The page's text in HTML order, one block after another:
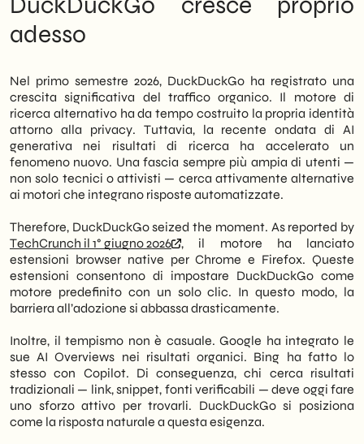
Operational implications: what to do in
the coming weeks
Prospettive: dove andrà il mercato della
accessibile la ricerca senza intelligenza
artificiale generativa. Il traffico del motore è
in forte crescita. Pertanto, il segnale di
utenti preferisce risultati non filtrati da AI.
Tuttavia, l’impatto non riguarda solo i
consumatori finali. Infatti, le PMI B2B che
operano in settori sensibili — legale,
finanziario, sanitario, manifatturiero —
trovano in questo scenario un’opportunità
concreta di posizionamento. Dunque,
DuckDuckGo diventa una leva
differenziante rispetto alla concorrenza
ancora concentrata esclusivamente su
Google.
In summary, we atSHM Studio
segnale operativo. Le strategie SEO
privacy-first non sono più una nicchia di
puristi. Al contrario, stanno diventando un
canale misurabile per acquisire traffico
qualificato. Chi si muove ora, prima che il
mercato italiano si adegui, acquisisce un
adesso
Nel primo semestre 2026, DuckDuckGo ha registrato una
crescita significativa del traffico organico. Il motore di
ricerca alternativo ha da tempo costruito la propria identità
attorno alla privacy. Tuttavia, la recente ondata di AI
generativa nei risultati di ricerca ha accelerato un
fenomeno nuovo. Una fascia sempre più ampia di utenti —
non solo tecnici o attivisti — cerca attivamente alternative
ai motori che integrano risposte automatizzate.
Therefore, DuckDuckGo seized the moment. As reported by
TechCrunch il 1° giugno 2026
, il motore ha lanciato
estensioni browser native per Chrome e Firefox. Queste
estensioni consentono di impostare DuckDuckGo come
motore predefinito con un solo clic. In questo modo, la
barriera all’adozione si abbassa drasticamente.
Inoltre, il tempismo non è casuale. Google ha integrato le
sue AI Overviews nei risultati organici. Bing ha fatto lo
stesso con Copilot. Di conseguenza, chi cerca risultati
tradizionali — link, snippet, fonti verificabili — deve oggi fare
uno sforzo attivo per trovarli. DuckDuckGo si posiziona
come la risposta naturale a questa esigenza.